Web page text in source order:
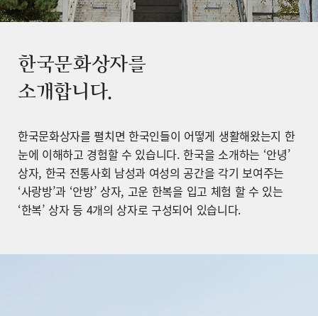
한국문화상자를
소개합니다.
한국문화상자를 펼치면 한국인들이 어떻게 생활해왔는지 한
눈에 이해하고 경험할 수 있습니다. 한국을 소개하는 ‘안녕’
상자, 한국 전통사회 남성과 여성의 공간을 각기 보여주는
‘사랑방’과 ‘안방’ 상자, 고운 한복을 입고 체험 할 수 있는
‘한복’ 상자 등 4개의 상자로 구성되어 있습니다.